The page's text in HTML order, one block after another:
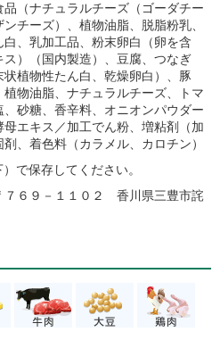
（ナチュラルチーズ（ゴーダチー
チーズ）、植物油脂、脱脂粉乳、
、乳加工品、粉末卵白（卵を含
）（国内製造）、豆腐、つなぎ
状植物性たん白、乾燥卵白）、豚
物油脂、ナチュラルチーズ、トマ
、砂糖、香辛料、オニオンパウダー
エキス／加工でん粉、増粘剤（加
、着色料（カラメル、カロチン）
で保存してください。
７６９－１１０２ 香川県三豊市詫